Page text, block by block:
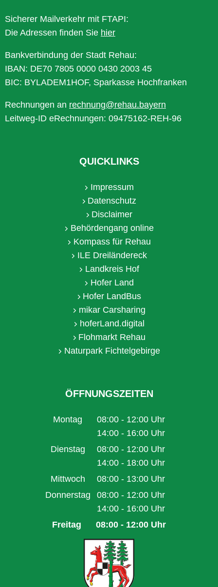
Sicherer Mailverkehr mit FTAPI:
Die Adressen finden Sie hier
Bankverbindung der Stadt Rehau:
IBAN: DE70 7805 0000 0430 2003 45
BIC: BYLADEM1HOF, Sparkasse Hochfranken
Rechnungen an rechnung@rehau.bayern
Leitweg-ID eRechnungen: 09475162-REH-96
QUICKLINKS
Impressum
Datenschutz
Disclaimer
Behördengang online
Kompass für Rehau
ILE Dreiländereck
Landkreis Hof
Hofer Land
Hofer LandBus
mikar Carsharing
hoferLand.digital
Flohmarkt Rehau
Naturpark Fichtelgebirge
ÖFFNUNGSZEITEN
Montag 08:00 - 12:00 Uhr
Von 08:00 bis 12:00 Uhr
14:00 - 16:00 Uhr
Von 14:00 bis 16:00 Uhr
Dienstag 08:00 - 12:00 Uhr
Von 08:00 bis 12:00 Uhr
14:00 - 18:00 Uhr
Von 14:00 bis 18:00 Uhr
Mittwoch 08:00 - 13:00 Uhr
Von 08:00 bis 13:00 Uhr
Donnerstag 08:00 - 12:00 Uhr
Von 08:00 bis 12:00 Uhr
14:00 - 16:00 Uhr
Von 14:00 bis 16:00 Uhr
Freitag 08:00 - 12:00 Uhr
Von 08:00 bis 12:00 Uhr